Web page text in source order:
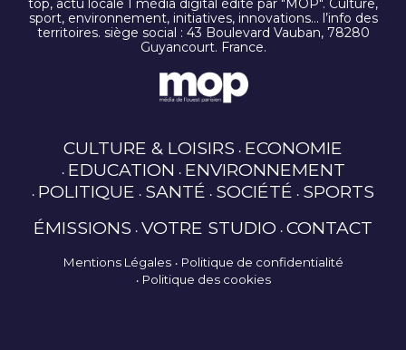
top, actu locale I média digital édité par "MOP". Culture,
sport, environnement, initiatives, innovations… l’info des
territoires. siège social : 43 Boulevard Vauban, 78280
Guyancourt. France.
CULTURE & LOISIRS ECONOMIE
EDUCATION ENVIRONNEMENT
POLITIQUE SANTÉ SOCIÉTÉ SPORTS
ÉMISSIONS VOTRE STUDIO CONTACT
Mentions Légales
Politique de confidentialité
Politique des cookies